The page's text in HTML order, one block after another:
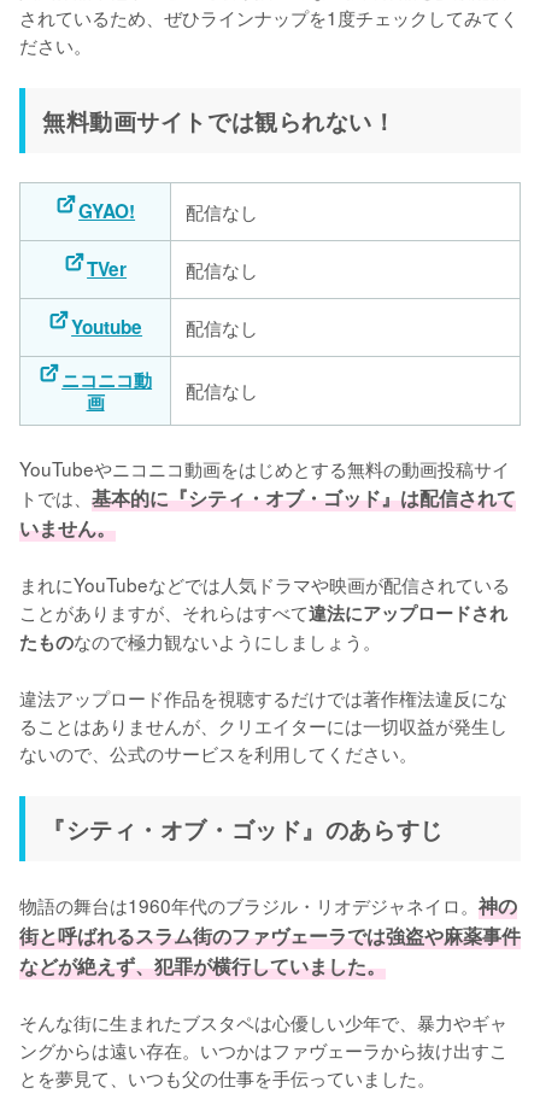
されているため、ぜひラインナップを1度チェックしてみてく
ださい。
無料動画サイトでは観られない！
GYAO! 配信なし
TVer 配信なし
Youtube
配信なし
ニコニコ動
画
配信なし
YouTubeやニコニコ動画をはじめとする無料の動画投稿サイ
トでは、 基本的に『シティ・オブ・ゴッド』は配信されて
いません。
まれにYouTubeなどでは人気ドラマや映画が配信されている
ことがありますが、それらはすべて違法にアップロードされ
たものなので極力観ないようにしましょう。
違法アップロード作品を視聴するだけでは著作権法違反にな
ることはありませんが、クリエイターには一切収益が発生し
ないので、公式のサービスを利用してください。
『シティ・オブ・ゴッド』のあらすじ
物語の舞台は1960年代のブラジル・リオデジャネイロ。 神の
街と呼ばれるスラム街のファヴェーラでは強盗や麻薬事件
などが絶えず、犯罪が横行していました。
そんな街に生まれたブスタペは心優しい少年で、暴力やギャ
ングからは遠い存在。いつかはファヴェーラから抜け出すこ
とを夢見て、いつも父の仕事を手伝っていました。